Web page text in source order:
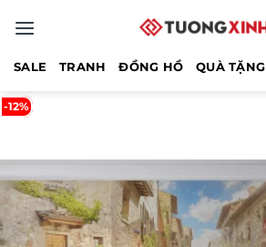
qua
SALE TRANH ĐỒNG HỒ QUÀ TẶNG
-12%